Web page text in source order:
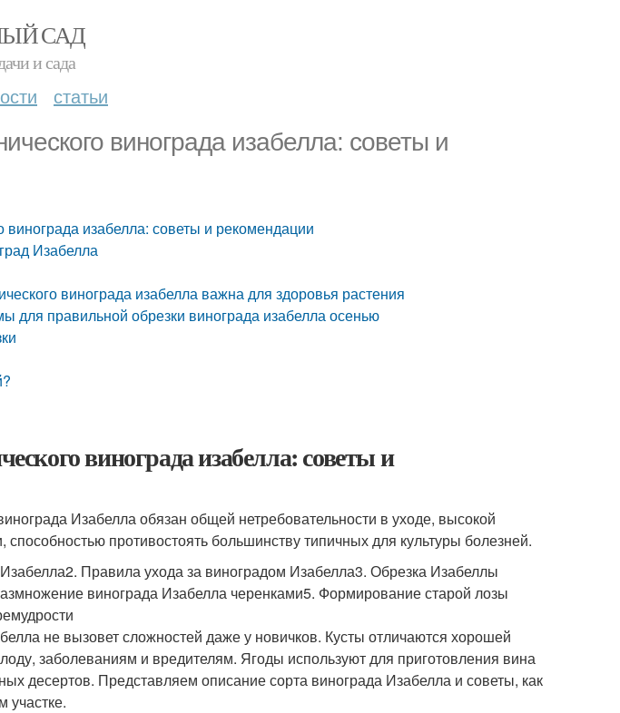
САД
и сада
статьи
винограда изабелла: советы и
винограда изабелла: советы и рекомендации
Изабелла
винограда изабелла важна для здоровья растения
для правильной обрезки винограда изабелла осенью
винограда изабелла: советы и
Изабелла обязан общей нетребовательности в уходе, высокой
способностью противостоять большинству типичных для культуры болезней.
Правила ухода за виноградом Изабелла3. Обрезка Изабеллы
винограда Изабелла черенками5. Формирование старой лозы
не вызовет сложностей даже у новичков. Кусты отличаются хорошей
заболеваниям и вредителям. Ягоды используют для приготовления вина
десертов. Представляем описание сорта винограда Изабелла и советы, как
участке.